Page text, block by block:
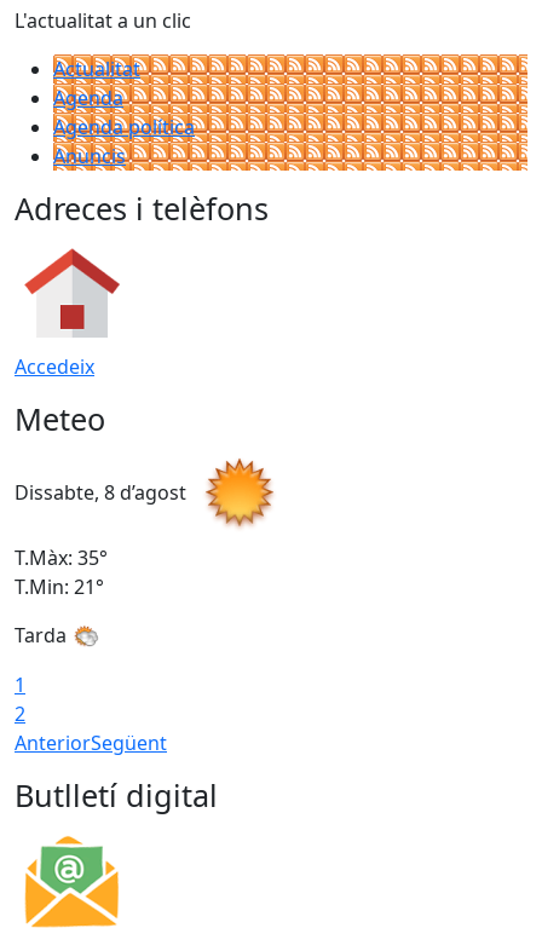
L'actualitat a un clic
Actualitat
Agenda
Agenda política
Anuncis
Adreces i telèfons
Accedeix
Meteo
Dissabte, 8 d’agost
T.Màx: 35°
T.Min: 21°
Tarda
1
2
AnteriorSegüent
Butlletí digital